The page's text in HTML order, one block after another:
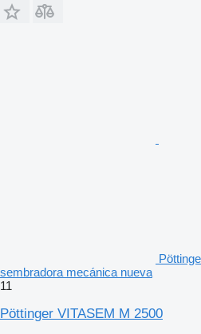
sembradora mecánica nueva
11
Pöttinger VITASEM M 2500